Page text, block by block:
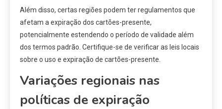
Além disso, certas regiões podem ter regulamentos que
afetam a expiração dos cartões-presente,
potencialmente estendendo o período de validade além
dos termos padrão. Certifique-se de verificar as leis locais
sobre o uso e expiração de cartões-presente.
Variações regionais nas
políticas de expiração